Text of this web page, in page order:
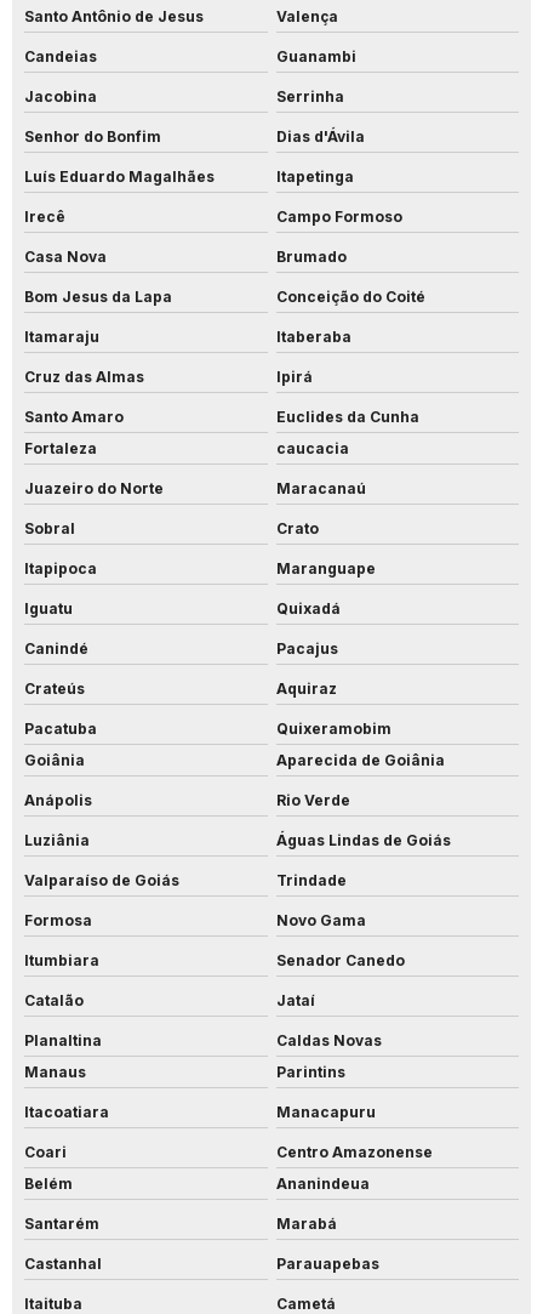
Santo Antônio de Jesus Valença
Candeias Guanambi
Jacobina Serrinha
Senhor do Bonfim Dias d'Ávila
Luís Eduardo Magalhães Itapetinga
Irecê Campo Formoso
Casa Nova Brumado
Bom Jesus da Lapa Conceição do Coité
Itamaraju Itaberaba
Cruz das Almas Ipirá
Santo Amaro
Euclides da Cunha
Fortaleza
caucacia
Juazeiro do Norte Maracanaú
Sobral Crato
Itapipoca Maranguape
Iguatu Quixadá
Canindé Pacajus
Crateús Aquiraz
Pacatuba
Quixeramobim
Goiânia
Aparecida de Goiânia
Anápolis Rio Verde
Luziânia Águas Lindas de Goiás
Valparaíso de Goiás Trindade
Formosa Novo Gama
Itumbiara Senador Canedo
Catalão Jataí
Planaltina
Caldas Novas
Manaus
Parintins
Itacoatiara Manacapuru
Coari
Centro Amazonense
Belém
Ananindeua
Santarém Marabá
Castanhal Parauapebas
Itaituba Cametá